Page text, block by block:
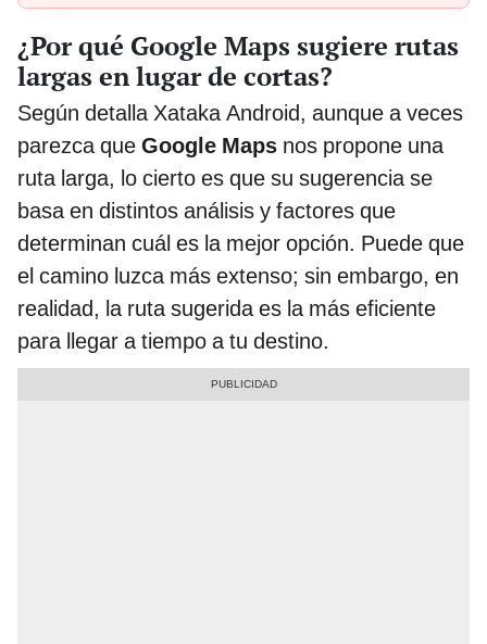
¿Por qué Google Maps sugiere rutas
largas en lugar de cortas?
Según detalla Xataka Android, aunque a veces
parezca que Google Maps nos propone una
ruta larga, lo cierto es que su sugerencia se
basa en distintos análisis y factores que
determinan cuál es la mejor opción. Puede que
el camino luzca más extenso; sin embargo, en
realidad, la ruta sugerida es la más eficiente
para llegar a tiempo a tu destino.